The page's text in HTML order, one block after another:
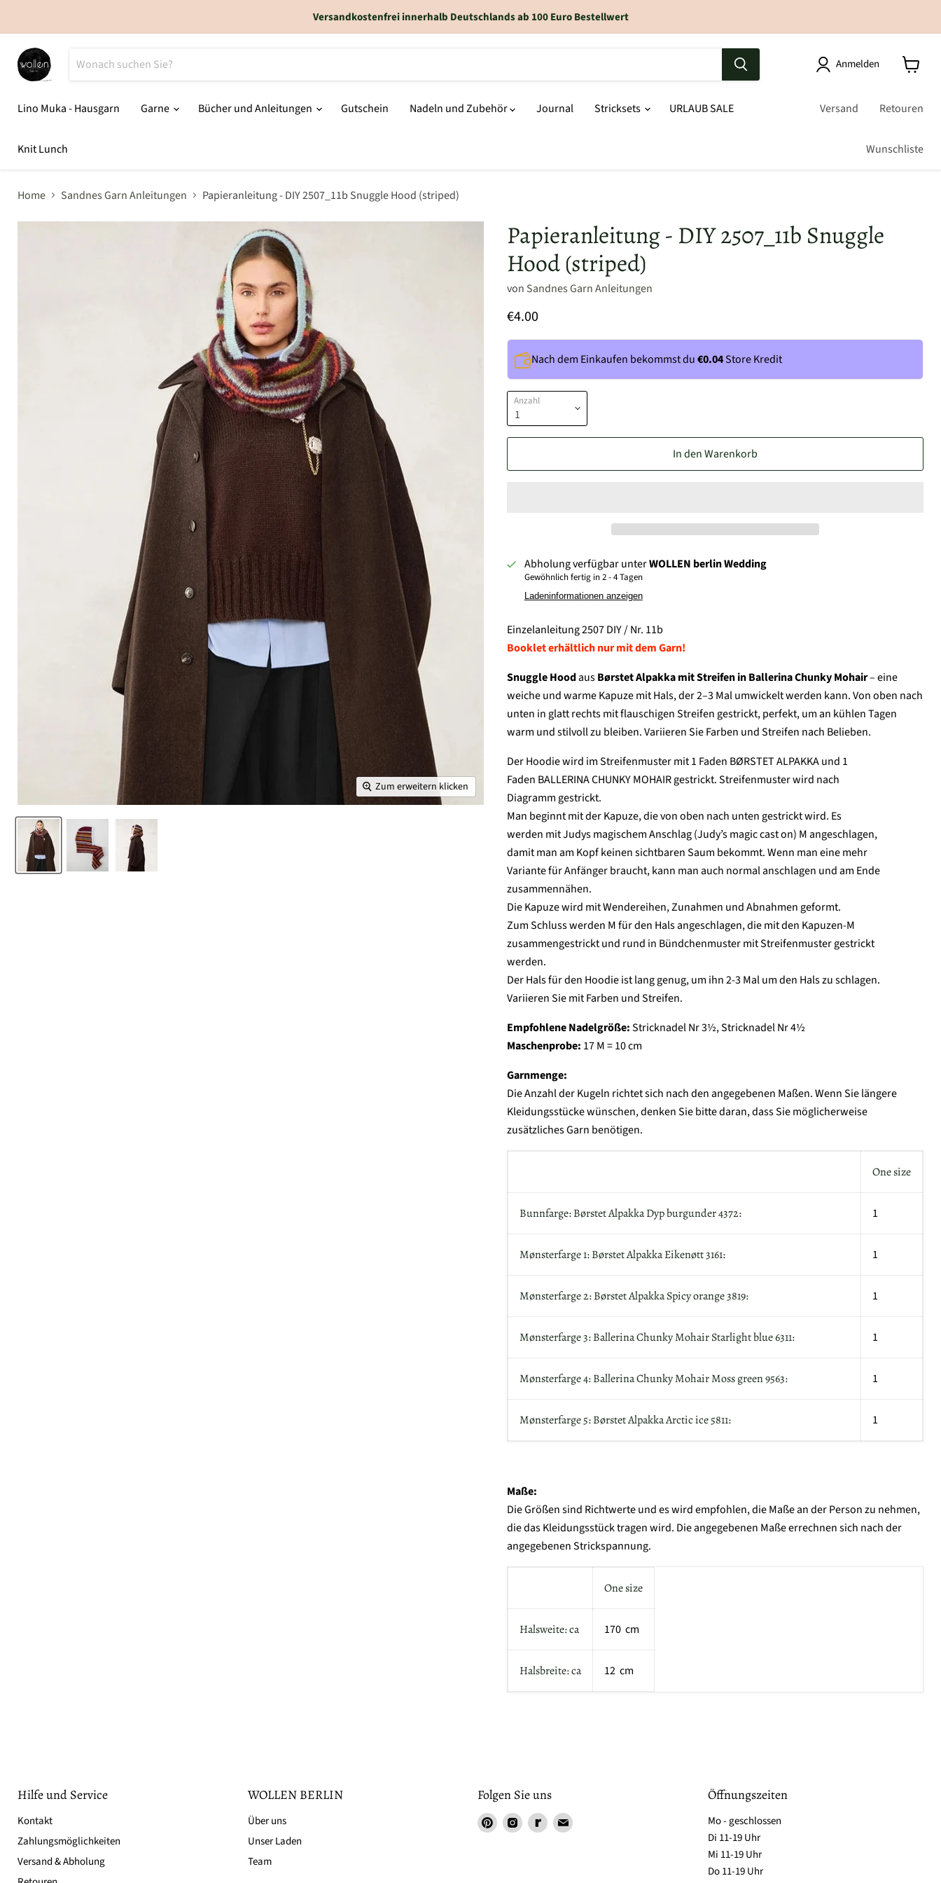
Versandkostenfrei innerhalb Deutschlands ab 100 Euro Bestellwert
Anmelden
Lino Muka - Hausgarn Garne Bücher und Anleitungen Gutschein Nadeln und Zubehör Journal Stricksets URLAUB SALE
Knit Lunch
Versand Retouren
Wunschliste
Home Sandnes Garn Anleitungen Papieranleitung - DIY 2507_11b Snuggle Hood (striped)
Zum erweitern klicken
Papieranleitung - DIY 2507_11b Snuggle
Hood (striped)
von Sandnes Garn Anleitungen
€4.00
Nach dem Einkaufen bekommst du€0.04Store Kredit
Anzahl
In den Warenkorb
Abholung verfügbar unterWOLLEN berlin Wedding
Gewöhnlich fertig in 2 - 4 Tagen
Ladeninformationen anzeigen
Einzelanleitung 2507 DIY / Nr. 11b
Booklet erhältlich nur mit dem Garn!
Snuggle HoodausBørstet Alpakka mit Streifen in Ballerina Chunky Mohair– eine
weiche und warme Kapuze mit Hals, der 2–3 Mal umwickelt werden kann. Von oben nach
unten in glatt rechts mit flauschigen Streifen gestrickt, perfekt, um an kühlen Tagen
warm und stilvoll zu bleiben. Variieren Sie Farben und Streifen nach Belieben.
Der Hoodie wird im Streifenmuster mit 1 Faden BØRSTET ALPAKKA und 1
Faden BALLERINA CHUNKY MOHAIR gestrickt. Streifenmuster wird nach
Diagramm gestrickt.
Man beginnt mit der Kapuze, die von oben nach unten gestrickt wird. Es
werden mit Judys magischem Anschlag (Judy’s magic cast on) M angeschlagen,
damit man am Kopf keinen sichtbaren Saum bekommt. Wenn man eine mehr
Variante für Anfänger braucht, kann man auch normal anschlagen und am Ende
zusammennähen.
Die Kapuze wird mit Wendereihen, Zunahmen und Abnahmen geformt.
Zum Schluss werden M für den Hals angeschlagen, die mit den Kapuzen-M
zusammengestrickt und rund in Bündchenmuster mit Streifenmuster gestrickt
werden.
Der Hals für den Hoodie ist lang genug, um ihn 2-3 Mal um den Hals zu schlagen.
Variieren Sie mit Farben und Streifen.
Empfohlene Nadelgröße:Stricknadel Nr 3½, Stricknadel Nr 4½
Maschenprobe: 17 M = 10 cm
Garnmenge:
Die Anzahl der Kugeln richtet sich nach den angegebenen Maßen. Wenn Sie längere
Kleidungsstücke wünschen, denken Sie bitte daran, dass Sie möglicherweise
zusätzliches Garn benötigen.
One size
Bunnfarge: Børstet Alpakka Dyp burgunder 4372: 1
Mønsterfarge 1: Børstet Alpakka Eikenøtt 3161: 1
Mønsterfarge 2: Børstet Alpakka Spicy orange 3819: 1
Mønsterfarge 3: Ballerina Chunky Mohair Starlight blue 6311: 1
Mønsterfarge 4: Ballerina Chunky Mohair Moss green 9563: 1
Mønsterfarge 5: Børstet Alpakka Arctic ice 5811: 1
Maße:
Die Größen sind Richtwerte und es wird empfohlen, die Maße an der Person zu nehmen,
die das Kleidungsstück tragen wird. Die angegebenen Maße errechnen sich nach der
angegebenen Strickspannung.
One size
Halsweite: ca 170 cm
Halsbreite: ca 12 cm
Hilfe und Service
Kontakt
Zahlungsmöglichkeiten
Versand & Abholung
WOLLEN BERLIN
Über uns
Unser Laden
Team
Folgen Sie uns Öffnungszeiten
Mo - geschlossen
Di 11-19 Uhr
Mi 11-19 Uhr
Do 11-19 Uhr